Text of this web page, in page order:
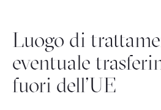
Luogo di
eventuale
fuori dell’UE